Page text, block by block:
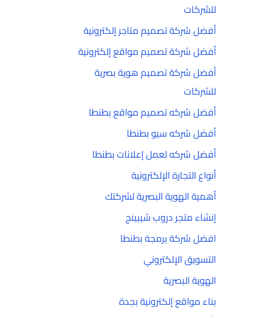
للشركات
أفضل شركة تصميم متاجر إلكترونية
أفضل شركة تصميم مواقع إلكترونية
أفضل شركة تصميم هوية بصرية
للشركات
أفضل شركه تصميم مواقع بطنطا
أفضل شركه سيو بطنطا
أفضل شركه لعمل إعلانات بطنطا
أنواع التجارة الإلكترونية
أهمية الهوية البصرية لشركتك
إنشاء متجر دروب شيبينج
افضل شركة برمجة بطنطا
التسويق الإلكتروني
الهوية البصرية
بناء مواقع إلكترونية بجدة